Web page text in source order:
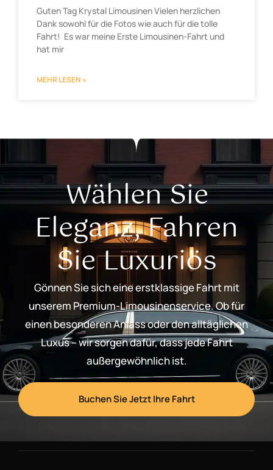
Guten Tag Krystal Limousinen Vielen herzlichen
Dank sowohl für die Fotos wie auch für die tolle
Fahrt! Es war meine Erste Limousinen-Fahrt und
hat mir
MEHR LESEN »
Wählen Sie
Eleganz, Fahren
Sie Luxuriös
Gönnen Sie sich eine erstklassige Fahrt mit
unserem Premium-Limousinenservice. Ob für
einen besonderen Anlass oder den alltäglichen
Luxus – wir sorgen dafür, dass jede Fahrt
außergewöhnlich ist.
Buchen Sie Jetzt Ihre Fahrt